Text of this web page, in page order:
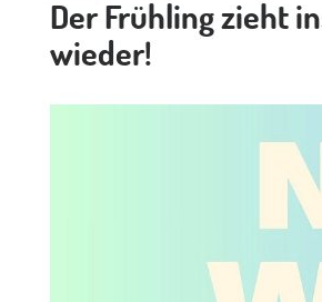
Der Frühling zieht
wieder!